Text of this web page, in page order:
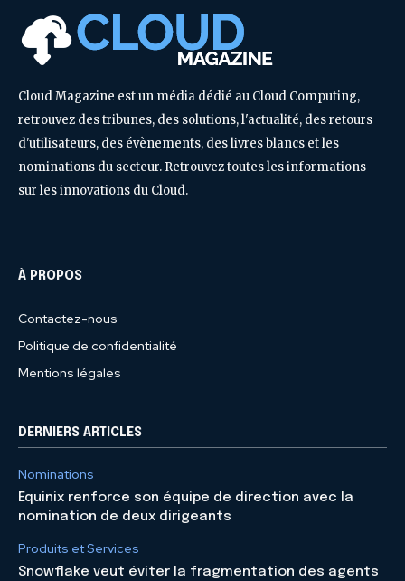
Cloud Magazine est un média dédié au Cloud Computing,
retrouvez des tribunes, des solutions, l'actualité, des retours
d'utilisateurs, des évènements, des livres blancs et les
nominations du secteur. Retrouvez toutes les informations
sur les innovations du Cloud.
À PROPOS
Contactez-nous
Politique de confidentialité
Mentions légales
DERNIERS ARTICLES
Nominations
Equinix renforce son équipe de direction avec la
nomination de deux dirigeants
Produits et Services
Snowflake veut éviter la fragmentation des agents